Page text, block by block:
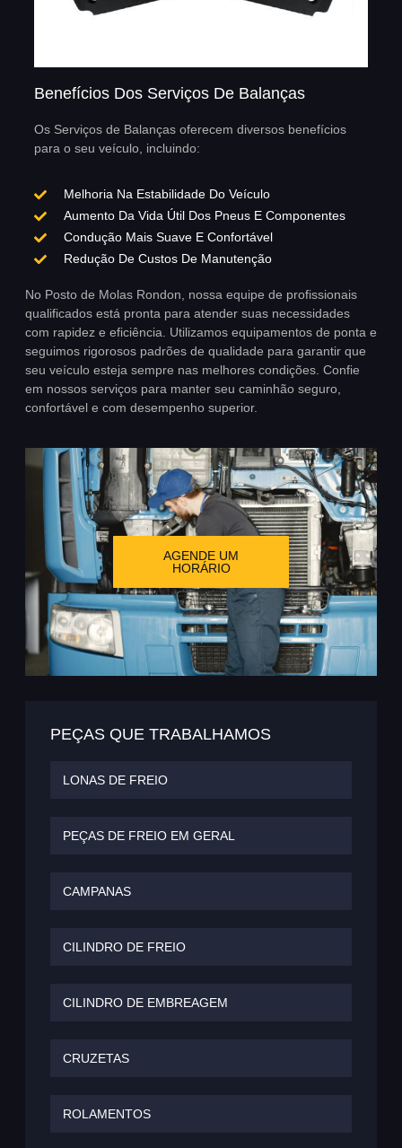
Benefícios Dos Serviços De Balanças
Os Serviços de Balanças oferecem diversos benefícios
para o seu veículo, incluindo:
Melhoria Na Estabilidade Do Veículo
Aumento Da Vida Útil Dos Pneus E Componentes
Condução Mais Suave E Confortável
Redução De Custos De Manutenção
No Posto de Molas Rondon, nossa equipe de profissionais
qualificados está pronta para atender suas necessidades
com rapidez e eficiência. Utilizamos equipamentos de ponta e
seguimos rigorosos padrões de qualidade para garantir que
seu veículo esteja sempre nas melhores condições. Confie
em nossos serviços para manter seu caminhão seguro,
confortável e com desempenho superior.
AGENDE UM
HORÁRIO
PEÇAS QUE TRABALHAMOS
LONAS DE FREIO
PEÇAS DE FREIO EM GERAL
CAMPANAS
CILINDRO DE FREIO
CILINDRO DE EMBREAGEM
CRUZETAS
ROLAMENTOS